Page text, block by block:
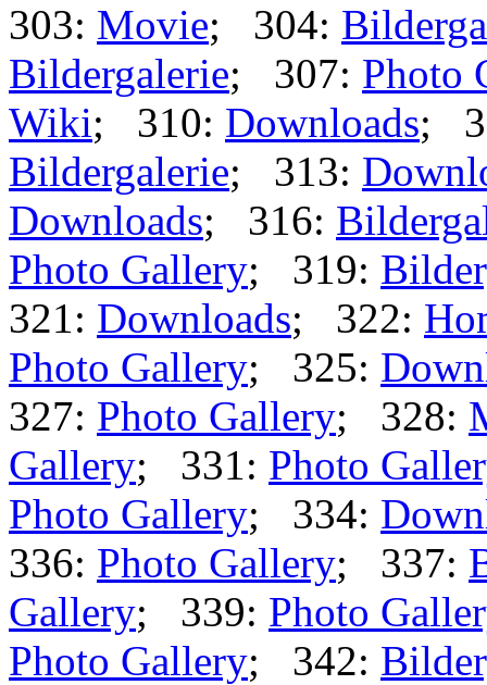
303: Movie; 304:
Bildergalerie; 307: Photo
Wiki; 310: Downloads;
Bildergalerie; 313:
Downloads; 316:
Photo Gallery; 319:
321: Downloads; 322:
Photo Gallery; 325:
327: Photo Gallery; 328:
Gallery; 331: Photo
Photo Gallery; 334:
336: Photo Gallery; 337:
Gallery; 339: Photo
Photo Gallery; 342: